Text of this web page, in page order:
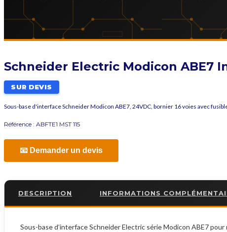
Schneider Electric Modicon ABE7
SUR DEVIS
Sous-base d'interface Schneider Modicon ABE7, 24VDC, bornier 16 voies avec
Référence : ABFTE1 MST 115
📧 Demander un devis
DESCRIPTION INFORMATIONS
Sous-base d’interface Schneider Electric série Modicon ABE7